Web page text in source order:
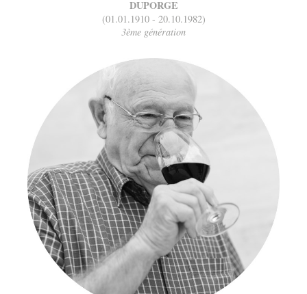
DUPORGE
(01.01.1910 - 20.10.1982)
3ème génération